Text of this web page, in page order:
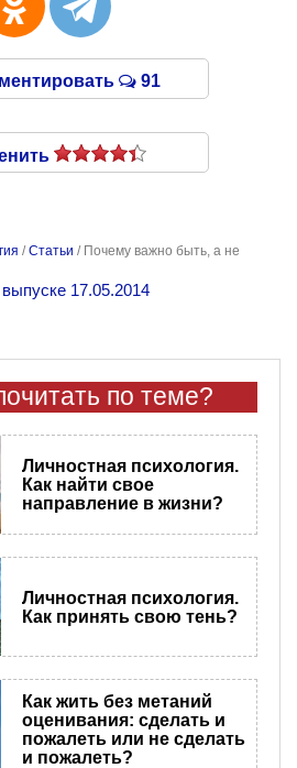
91
/Статьи / Почему важно быть, а не
выпуске 17.05.2014
по теме?
Личностная психология.
Как найти свое
направление в жизни?
Личностная психология.
Как принять свою тень?
Как жить без метаний
оценивания: сделать и
пожалеть или не сделать
и пожалеть?